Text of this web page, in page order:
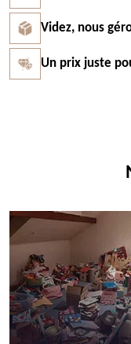
Videz, nous
Un prix juste